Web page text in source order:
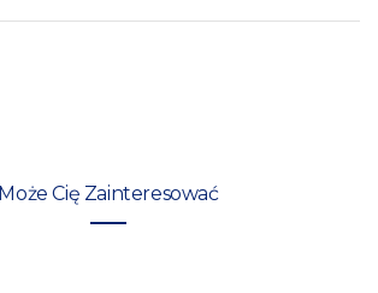
Może Cię Zainteresować